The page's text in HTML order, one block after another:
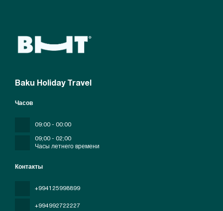
Baku Holiday Travel
Контакты
+994125998899
+994992722227
Часов
09:00 - 00:00
09;00 - 02;00
Часы летнего времени